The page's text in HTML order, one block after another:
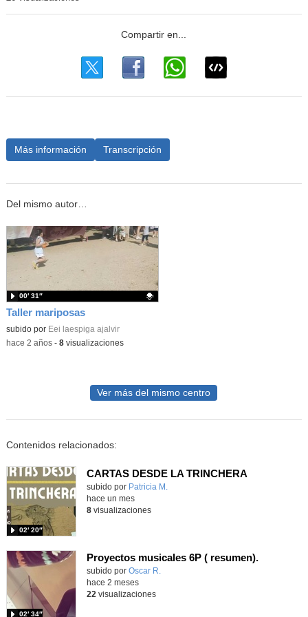
Más información Transcripción
Del mismo autor…
Taller mariposas
Contenido educativo.
subido por Eei laespiga ajalvir
00′ 31″
-hace 2 años- 8visualizaciones
Ver más del mismo centro
Contenidos relacionados:
CARTAS DESDE LA TRINCHERA
Contenido educativo.
subido por Patricia M.
02′ 20″
hace un mes
8visualizaciones
Proyectos musicales 6P ( resumen).
Contenido educativo.
subido por Oscar R.
02′ 34″
hace 2 meses
22 visualizaciones